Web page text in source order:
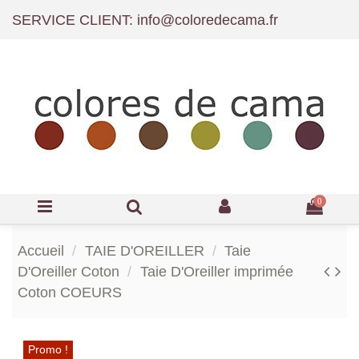
SERVICE CLIENT: info@coloredecama.fr
0
Accueil TAIE D'OREILLER
Taie
D'Oreiller Coton
Taie D'Oreiller imprimée
Coton COEURS
Promo !